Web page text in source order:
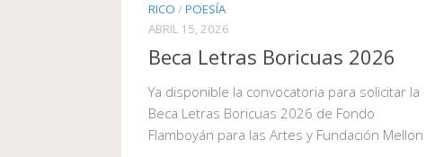
RICO /POESÍA
ABRIL 15, 2026
Beca Letras Boricuas 2026
Ya disponible la convocatoria para solicitar la
Beca Letras Boricuas 2026 de Fondo
Flamboyán para las Artes y Fundación Mellon